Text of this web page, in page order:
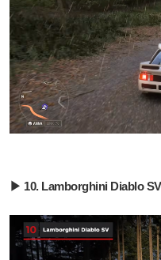
▶ 10. Lamborghini Diablo